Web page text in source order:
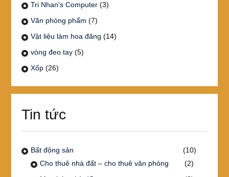
Tri Nhan's Computer (3)
Văn phòng phẩm (7)
Vật liệu làm hoa đăng (14)
vòng đeo tay (5)
Xốp (26)
Tin tức
Bất động sản
(10)
Cho thuê nhà đất – cho thuê văn phòng
(2)